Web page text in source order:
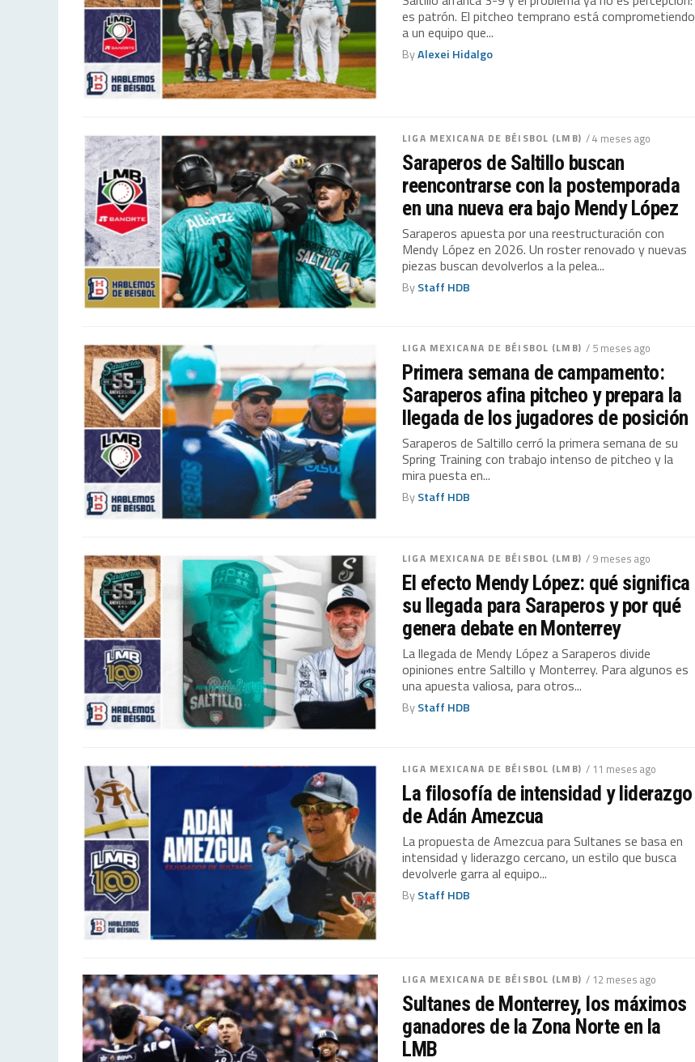
es patrón. El pitcheo temprano está comprometiendo
a un equipo que...
ByAlexei Hidalgo
LIGA MEXICANA DE BÉISBOL (LMB) / 4 meses ago
Saraperos de Saltillo buscan
reencontrarse con la postemporada
en una nueva era bajo Mendy López
Saraperos apuesta por una reestructuración con
Mendy López en 2026. Un roster renovado y nuevas
piezas buscan devolverlos a la pelea...
ByStaff HDB
LIGA MEXICANA DE BÉISBOL (LMB) / 5 meses ago
Primera semana de campamento:
Saraperos afina pitcheo y prepara la
llegada de los jugadores de posición
Saraperos de Saltillo cerró la primera semana de su
Spring Training con trabajo intenso de pitcheo y la
mira puesta en...
ByStaff HDB
LIGA MEXICANA DE BÉISBOL (LMB) / 9 meses ago
El efecto Mendy López: qué significa
su llegada para Saraperos y por qué
genera debate en Monterrey
La llegada de Mendy López a Saraperos divide
opiniones entre Saltillo y Monterrey. Para algunos es
una apuesta valiosa, para otros...
ByStaff HDB
LIGA MEXICANA DE BÉISBOL (LMB) / 11 meses ago
La filosofía de intensidad y liderazgo
de Adán Amezcua
La propuesta de Amezcua para Sultanes se basa en
intensidad y liderazgo cercano, un estilo que busca
devolverle garra al equipo...
ByStaff HDB
LIGA MEXICANA DE BÉISBOL (LMB) / 12 meses ago
Sultanes de Monterrey, los máximos
ganadores de la Zona Norte en la
LMB